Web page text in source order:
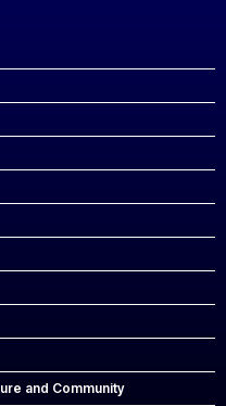
and Community